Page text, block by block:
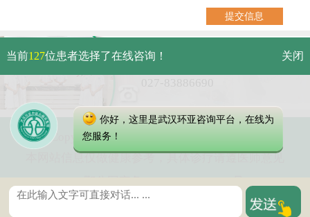
武汉市硚口区解放大道479号
免费电话：
Copyright 2023 武汉环亚中医白癜风医院
本网站信息仅做健康参考，具体诊疗请遵医师意见
版权所有： 鄂ICP备16003424号-5
当前127位患者选择了在线咨询！ 关闭
你好，这里是武汉环亚咨询平台，在线为
您服务！